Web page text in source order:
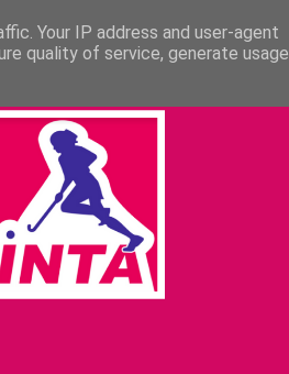
Your IP address and user-agent
quality of service, generate usage